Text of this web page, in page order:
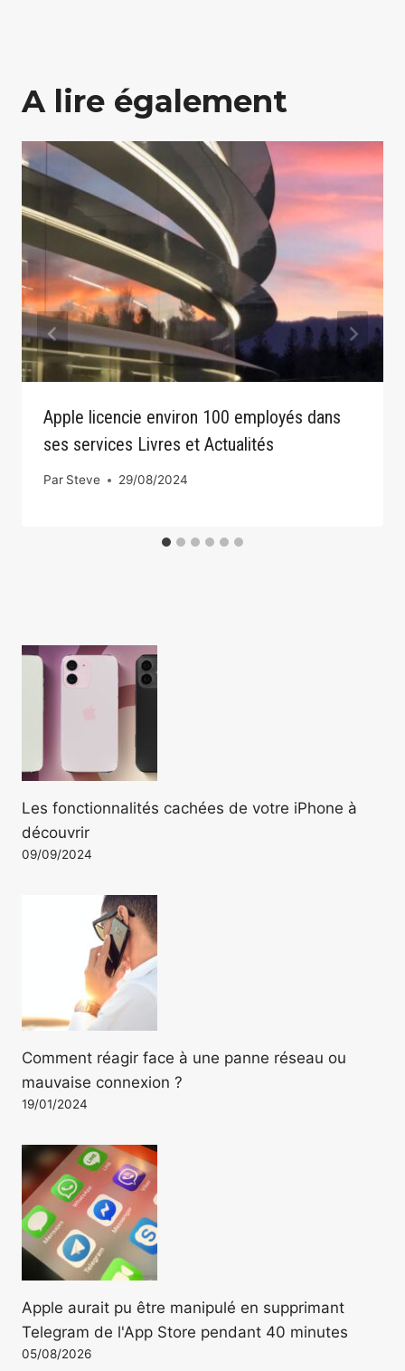
A lire également
Apple licencie environ 100 employés dans
ses services Livres et Actualités
Par Steve 29/08/2024
Les fonctionnalités cachées de votre iPhone à
découvrir
09/09/2024
Comment réagir face à une panne réseau ou
mauvaise connexion ?
19/01/2024
Apple aurait pu être manipulé en supprimant
Telegram de l'App Store pendant 40 minutes
05/08/2026